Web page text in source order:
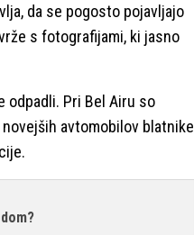
da se pogosto pojavljajo
s fotografijami, ki jasno
odpadli. Pri Bel Airu so
avtomobilov blatnike